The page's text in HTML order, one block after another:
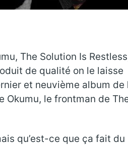
The Solution Is
de qualité on le laisse
et neuvième album de
Okumu, le frontman de
qu’est-ce que ça fait du